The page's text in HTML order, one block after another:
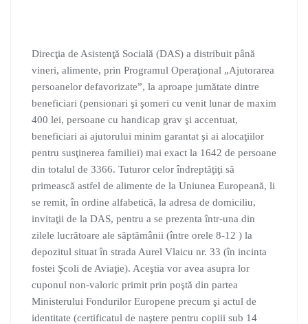
Direcţia de Asistenţă Socială (DAS) a distribuit până
vineri, alimente, prin Programul Operaţional „Ajutorarea
persoanelor defavorizate”, la aproape jumătate dintre
beneficiari (pensionari şi şomeri cu venit lunar de maxim
400 lei, persoane cu handicap grav şi accentuat,
beneficiari ai ajutorului minim garantat şi ai alocaţiilor
pentru susţinerea familiei) mai exact la 1642 de persoane
din totalul de 3366. Tuturor celor îndreptăţiţi să
primească astfel de alimente de la Uniunea Europeană, li
se remit, în ordine alfabetică, la adresa de domiciliu,
invitaţii de la DAS, pentru a se prezenta într-una din
zilele lucrătoare ale săptămânii (între orele 8-12 ) la
depozitul situat în strada Aurel Vlaicu nr. 33 (în incinta
fostei Şcoli de Aviaţie). Aceştia vor avea asupra lor
cuponul non-valoric primit prin poştă din partea
Ministerului Fondurilor Europene precum şi actul de
identitate (certificatul de naştere pentru copiii sub 14